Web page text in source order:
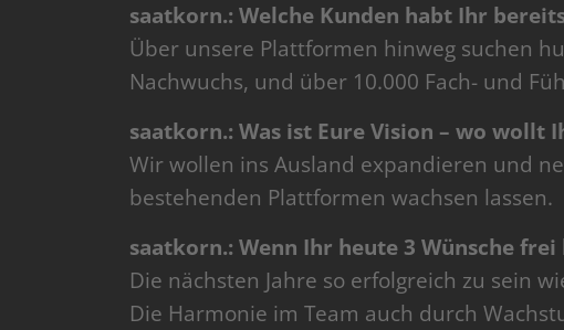
saatkorn.: Welche Kunden habt Ihr
Über unsere Plattformen hinweg suchen
Nachwuchs, und über 10.000 Fach- und
saatkorn.: Was ist Eure Vision – wo wollt
Wir wollen ins Ausland expandieren und
bestehenden Plattformen wachsen lassen.
saatkorn.: Wenn Ihr heute 3 Wünsche
Die nächsten Jahre so erfolgreich zu sein
Die Harmonie im Team auch durch